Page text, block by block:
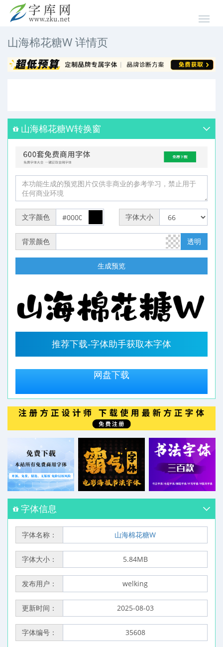
山海棉花糖W 详情页
山海棉花糖W转换窗
文字颜色 字体大小
背景颜色 透明
生成预览
推荐下载-字体助手获取本字体
网盘下载
字体信息
字体名称： 山海棉花糖W
字体大小： 5.84MB
发布用户： welking
更新时间： 2025-08-03
字体编号： 35608